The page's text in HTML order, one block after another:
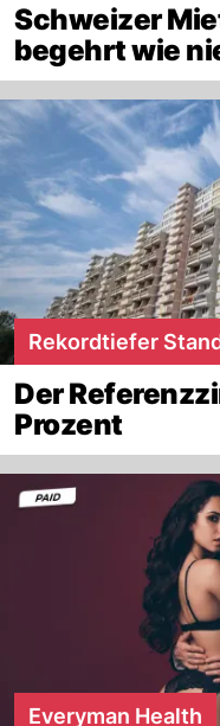
Schweizer
begehrt wie
Rekordtiefer
Der
Prozent
Everyman Health